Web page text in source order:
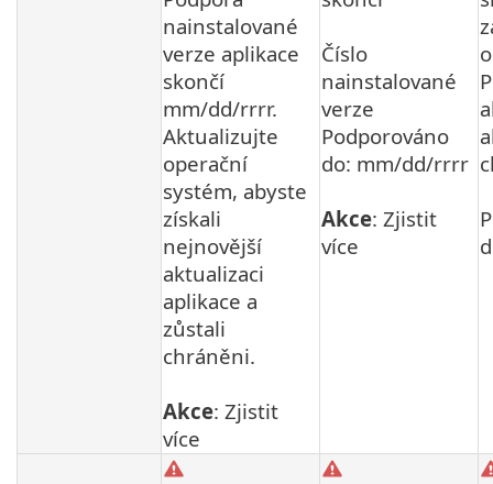
nainstalované
verze aplikace
skončí
mm/dd/rrrr.
Aktualizujte
operační
systém, abyste
získali
nejnovější
aktualizaci
aplikace a
zůstali
chráněni.
Akce: Zjistit
více
Číslo
nainstalované
verze
Podporováno
do: mm/dd/rrrr
Akce: Zjistit
více